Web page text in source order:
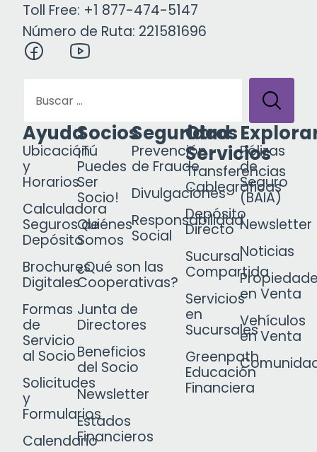
Toll Free: +1 877-474-5147
Número de Ruta: 221581696
Ayuda
Ubicación
y
Horarios
Calculadora
Seguros de
Depósito
Brochures
Digitales
Formas
de
Servicio
al Socio
Solicitudes
y
Formularios
Calendario
Socios
¡Tú
Puedes
Ser
Socio!
Quiénes
Somos
¿Qué son las
Cooperativas?
Junta de
Directores
Beneficios
del Socio
Newsletter
Estados
Financieros
Seguridad
Prevención
de Fraude
Divulgaciones
Responsabilidad
Social
Otros
Servicios
Transferencias
Cablegráficas
Depósito
Directo
Sucursal
Compartida
Servicios
en
Sucursales
Greenpath
Educación
Financiera
Pólizas
de
Seguro
(BAIA)
Newsletter
Noticias
en Venta
Vehículos
en Venta